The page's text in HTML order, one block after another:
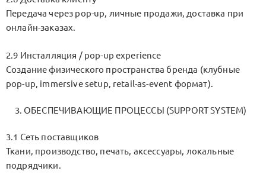
Передача через pop-up, личные продажи, доставка при
онлайн-заказах.
2.9 Инсталляция / pop-up experience
Создание физического пространства бренда (клубные
pop-up, immersive setup, retail-as-event формат).
ОБЕСПЕЧИВАЮЩИЕ ПРОЦЕССЫ (SUPPORT SYSTEM)
3.1 Сеть поставщиков
Ткани, производство, печать, аксессуары, локальные
подрядчики.